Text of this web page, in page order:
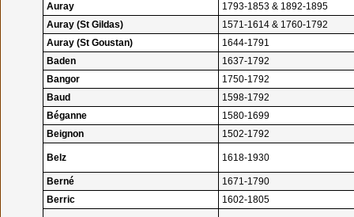
Auray
1793-1853 & 1892-1895
Auray (St Gildas)
1571-1614 & 1760-1792
Auray (St Goustan)
1644-1791
Baden
1637-1792
Bangor
1750-1792
Baud
1598-1792
Béganne
1580-1699
Beignon
1502-1792
Belz 1618-1930
Berné
1671-1790
Berric
1602-1805